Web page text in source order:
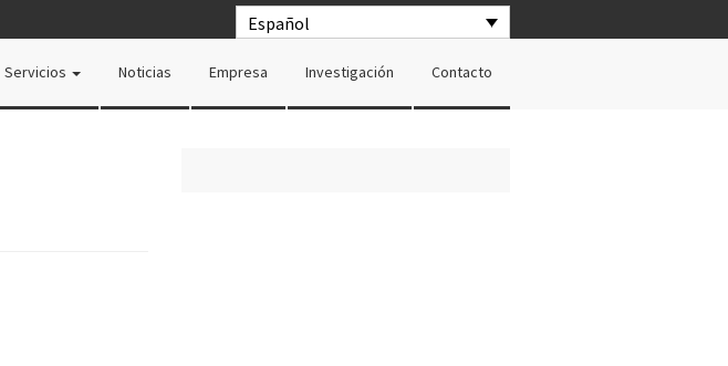
Español
Servicios Noticias Empresa Investigación Contacto